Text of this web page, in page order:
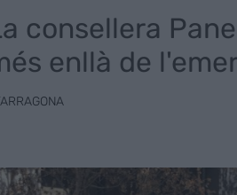
consellera
enllà de